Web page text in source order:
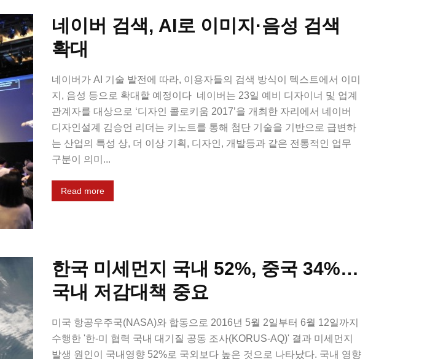
네이버 검색, AI로 이미지·음성 검색
확대
네이버가 AI 기술 발전에 따라, 이용자들의 검색 방식이 텍스트에서 이미
지, 음성 등으로 확대할 예정이다 ​​ 네이버는 23일 예비 디자이너 및 업계
관계자를 대상으로 ‘디자인 콜로키움 2017’을 개최한 자리에서 네이버
디자인설계 김승언 리더는 키노트를 통해 첨단 기술을 기반으로 급변하
는 산업의 특성 상, 더 이상 기획, 디자인, 개발등과 같은 전통적인 업무
구분이 의미...
Read more
한국 미세먼지 국내 52%, 중국 34%…
국내 저감대책 중요
미국 항공우주국(NASA)와 합동으로 2016년 5월 2일부터 6월 12일까지
수행한 '한-미 협력 국내 대기질 공동 조사(KORUS-AQ)' 결과 미세먼지
발생 원인이 국내영향 52%로 국외보다 높은 것으로 나타났다. 국내 영향